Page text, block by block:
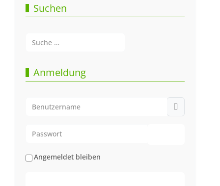
Suchen
Anmeldung
Angemeldet bleiben